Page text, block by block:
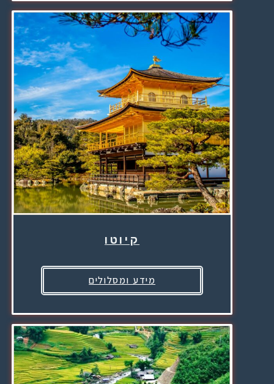
קיוטו
מידע ומסלולים